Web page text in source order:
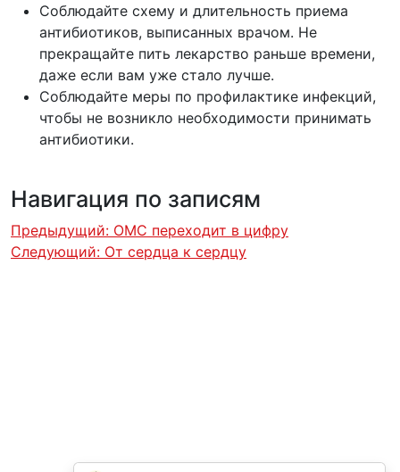
Соблюдайте схему и длительность приема
антибиотиков, выписанных врачом. Не
прекращайте пить лекарство раньше времени,
даже если вам уже стало лучше.
Соблюдайте меры по профилактике инфекций,
чтобы не возникло необходимости принимать
антибиотики.
Навигация по записям
Предыдущий: ОМС переходит в цифру
Следующий: От сердца к сердцу